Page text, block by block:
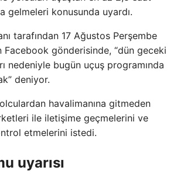
gelmeleri konusunda uyardı.
tarafından 17 Ağustos Perşembe
Facebook gönderisinde, “dün geceki
nedeniyle bugün uçuş programında
deniyor.
havalimanına gitmeden
ile iletişime geçmelerini ve
etmelerini istedi.
uyarısı